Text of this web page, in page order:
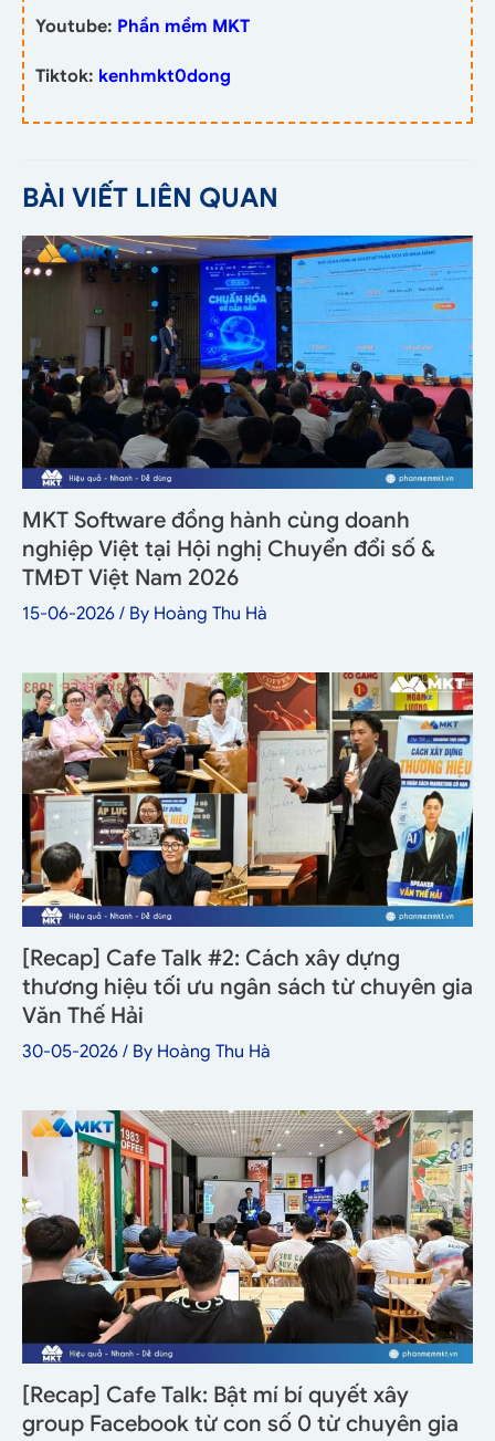
Youtube: Phần mềm MKT
Tiktok: kenhmkt0dong
BÀI VIẾT LIÊN QUAN
MKT Software đồng hành cùng doanh
nghiệp Việt tại Hội nghị Chuyển đổi số &
TMĐT Việt Nam 2026
15-06-2026 / By Hoàng Thu Hà
[Recap] Cafe Talk #2: Cách xây dựng
thương hiệu tối ưu ngân sách từ chuyên gia
Văn Thế Hải
30-05-2026 / By Hoàng Thu Hà
[Recap] Cafe Talk: Bật mí bí quyết xây
group Facebook từ con số 0 từ chuyên gia